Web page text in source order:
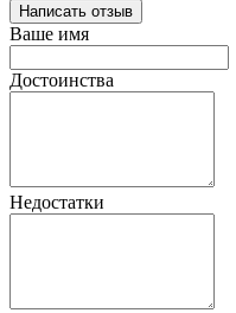
Написать отзыв
Ваше имя
Достоинства
Недостатки